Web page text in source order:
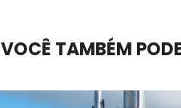
VOCÊ TAMBÉM